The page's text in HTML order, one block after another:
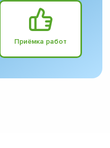
Приёмка работ